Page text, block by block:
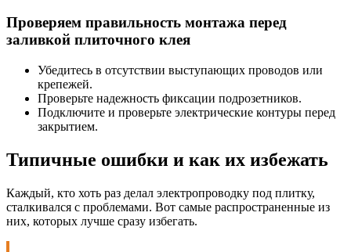
Проверяем правильность монтажа перед
заливкой плиточного клея
Убедитесь в отсутствии выступающих проводов или
крепежей.
Проверьте надежность фиксации подрозетников.
Подключите и проверьте электрические контуры перед
закрытием.
Типичные ошибки и как их избежать
Каждый, кто хоть раз делал электропроводку под плитку,
сталкивался с проблемами. Вот самые распространенные из
них, которых лучше сразу избегать.